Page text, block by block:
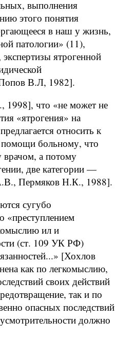
выполнения
этого понятия
в наш у жизнь,
патологии» (11),
ятрогенной
В.Л, 1982].
1998], что «не может не
«ятрогения» на
относить к
помощи больному, что
врачом, а потому
две категории —
Пермяков Н.К., 1988].
сугубо
«преступлением
ил и
(ст. 109 УК РФ)
[Хохлов
как по легкомыслию,
своих действий
так и по
опасных последствий
должно